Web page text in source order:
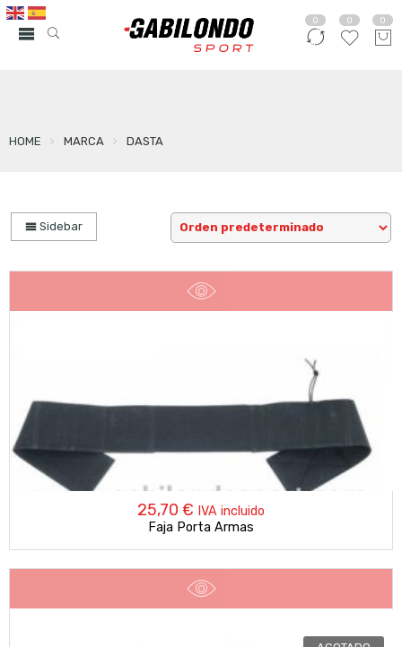
0 0 0
HOME MARCA DASTA
Sidebar
25,70 € IVA incluido
Faja Porta Armas